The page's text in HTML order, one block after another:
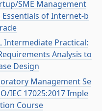
SME Management
Essentials of Internet-b
Intermediate Practical:
Analysis to
Design
Management Se
IEC 17025:2017 Imple
Course